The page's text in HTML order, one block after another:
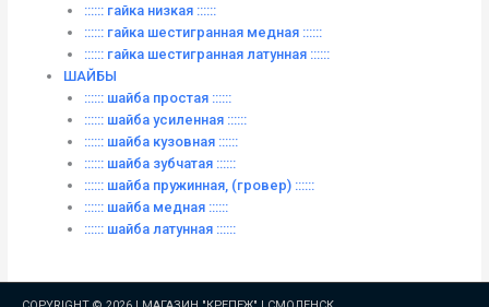
:::::: гайка низкая ::::::
:::::: гайка шестигранная медная ::::::
:::::: гайка шестигранная латунная ::::::
ШАЙБЫ
:::::: шайба простая ::::::
:::::: шайба усиленная ::::::
:::::: шайба кузовная ::::::
:::::: шайба зубчатая ::::::
:::::: шайба пружинная, (гровер) ::::::
:::::: шайба медная ::::::
:::::: шайба латунная ::::::